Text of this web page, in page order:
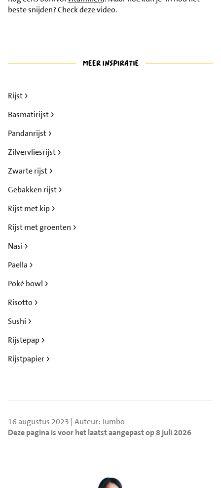
beste snijden? Check deze video.
Rijst
Basmatirijst
Pandanrijst
Zilvervliesrijst
Zwarte rijst
Gebakken rijst
Rijst met kip
Rijst met groenten
Nasi
Paella
Poké bowl
Risotto
Sushi
Rijstepap
Rijstpapier
16 augustus 2023 | Auteur: Jumbo
Deze pagina is voor het laatst aangepast op 8 juli 2026